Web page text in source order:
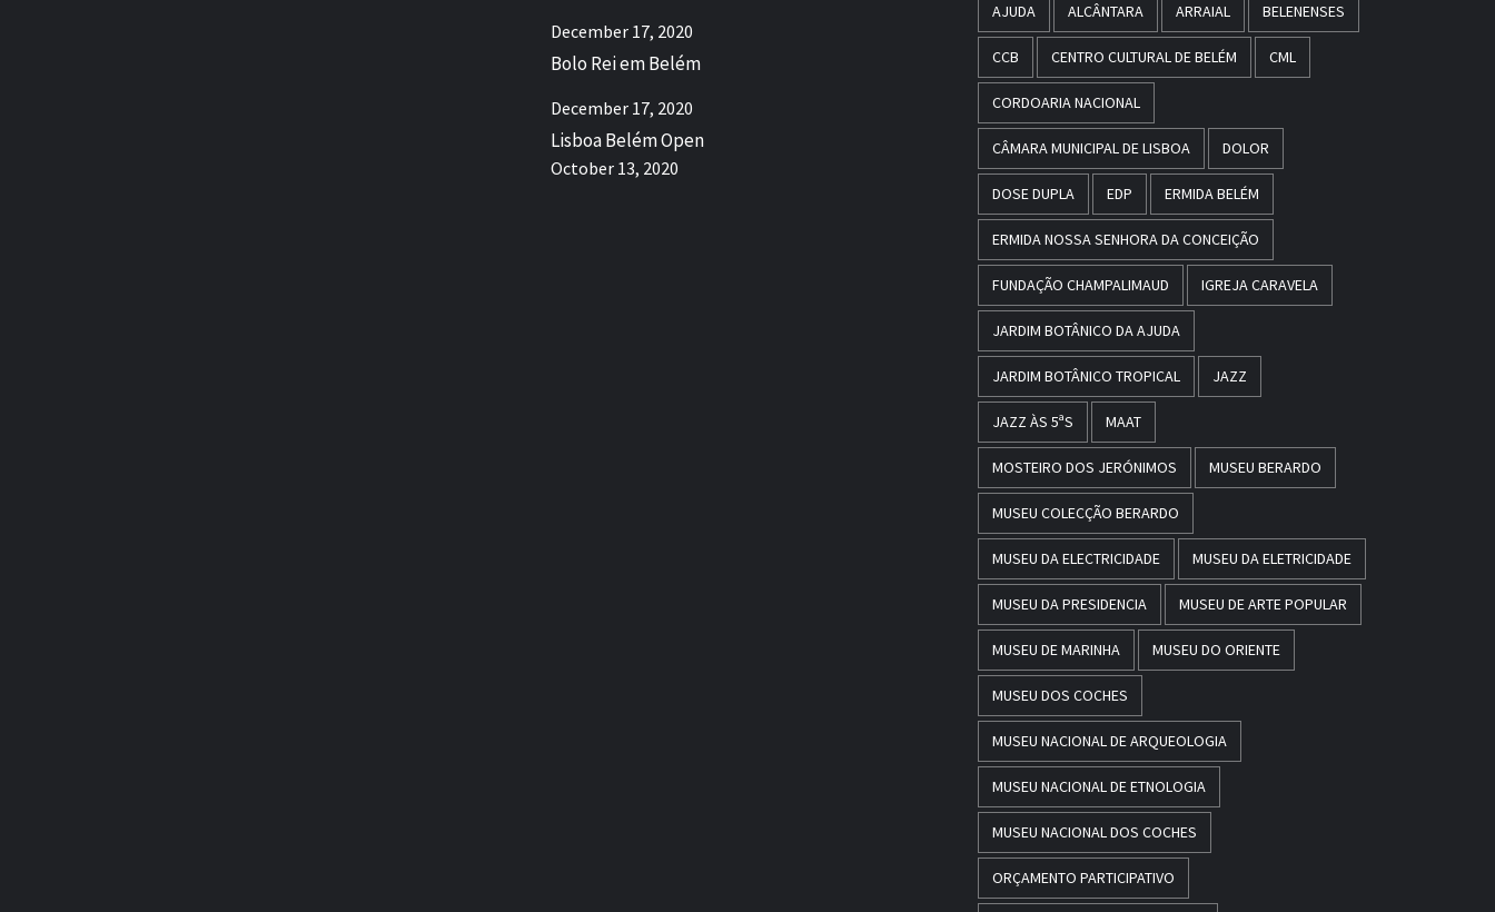
December 17, 2020
Bolo Rei em Belém
December 17, 2020
Lisboa Belém Open
October 13, 2020
AJUDA ALCÂNTARA ARRAIAL BELENENSES
CCB CENTRO CULTURAL DE BELÉM CML
CORDOARIA NACIONAL
CÂMARA MUNICIPAL DE LISBOA DOLOR
DOSE DUPLA EDP ERMIDA BELÉM
ERMIDA NOSSA SENHORA DA CONCEIÇÃO
FUNDAÇÃO CHAMPALIMAUD IGREJA CARAVELA
JARDIM BOTÂNICO DA AJUDA
JARDIM BOTÂNICO TROPICAL JAZZ
JAZZ ÀS 5ªS MAAT
MOSTEIRO DOS JERÓNIMOS MUSEU BERARDO
MUSEU COLECÇÃO BERARDO
MUSEU DA ELECTRICIDADE MUSEU DA ELETRICIDADE
MUSEU DA PRESIDENCIA MUSEU DE ARTE POPULAR
MUSEU DE MARINHA MUSEU DO ORIENTE
MUSEU DOS COCHES
MUSEU NACIONAL DE ARQUEOLOGIA
MUSEU NACIONAL DE ETNOLOGIA
MUSEU NACIONAL DOS COCHES
ORÇAMENTO PARTICIPATIVO